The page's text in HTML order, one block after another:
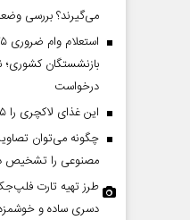
می‌گیرند؟ بررسی
بازنشستگان
درخواست
این غذای لاکچری را ۱۵ دقیقه‌ای آماده کنید
چگونه می‌توان
مصنوعی را تشخیص
طرز تهیه تارت
دسری ساده و